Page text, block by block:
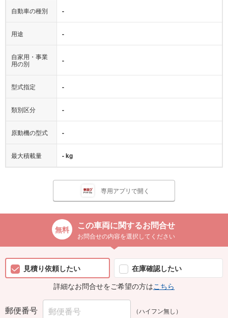
自動車の種別 -
用途 -
自家用・事業
用の別
-
型式指定 -
類別区分 -
原動機の型式 -
最大積載量 - kg
専用アプリで開く
この車両に関するお問合せ
お問合せの内容を選択してください
見積り依頼したい
在庫確認したい
詳細なお問合せをご希望の方はこちら
郵便番号 （ハイフン無し）